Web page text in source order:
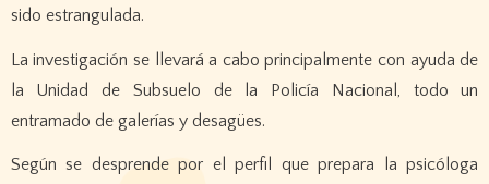
sido estrangulada.
La investigación se llevará a cabo principalmente con ayuda de
la Unidad de Subsuelo de la Policía Nacional, todo un
entramado de galerías y desagües.
Según se desprende por el perfil que prepara la psicóloga